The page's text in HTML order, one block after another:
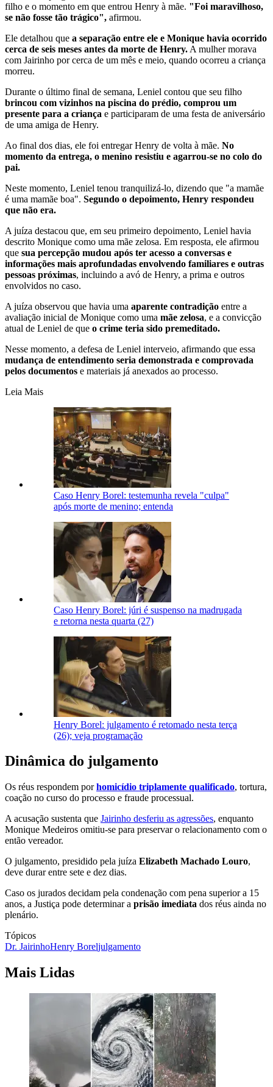
filho e o momento em que entrou Henry à mãe. "Foi maravilhoso,
se não fosse tão trágico", afirmou.
Ele detalhou que a separação entre ele e Monique havia ocorrido
cerca de seis meses antes da morte de Henry. A mulher morava
com Jairinho por cerca de um mês e meio, quando ocorreu a criança
morreu.
Durante o último final de semana, Leniel contou que seu filho
brincou com vizinhos na piscina do prédio, comprou um
presente para a criança e participaram de uma festa de aniversário
de uma amiga de Henry.
Ao final dos dias, ele foi entregar Henry de volta à mãe. No
momento da entrega, o menino resistiu e agarrou-se no colo do
pai.
Neste momento, Leniel tenou tranquilizá-lo, dizendo que "a mamãe
é uma mamãe boa". Segundo o depoimento, Henry respondeu
que não era.
A juíza destacou que, em seu primeiro depoimento, Leniel havia
descrito Monique como uma mãe zelosa. Em resposta, ele afirmou
que sua percepção mudou após ter acesso a conversas e
informações mais aprofundadas envolvendo familiares e outras
pessoas próximas, incluindo a avó de Henry, a prima e outros
envolvidos no caso.
A juíza observou que havia uma aparente contradição entre a
avaliação inicial de Monique como uma mãe zelosa, e a convicção
atual de Leniel de que o crime teria sido premeditado.
Nesse momento, a defesa de Leniel interveio, afirmando que essa
mudança de entendimento seria demonstrada e comprovada
pelos documentos e materiais já anexados ao processo.
Leia Mais
Caso Henry Borel: testemunha revela "culpa"
após morte de menino; entenda
Caso Henry Borel: júri é suspenso na madrugada
e retorna nesta quarta (27)
Henry Borel: julgamento é retomado nesta terça
(26); veja programação
Dinâmica do julgamento
Os réus respondem porhomicídio triplamente qualificado, tortura,
coação no curso do processo e fraude processual.
A acusação sustenta que Jairinho desferiu as agressões, enquanto
Monique Medeiros omitiu-se para preservar o relacionamento com o
então vereador.
O julgamento, presidido pela juíza Elizabeth Machado Louro,
deve durar entre sete e dez dias.
Caso os jurados decidam pela condenação com pena superior a 15
anos, a Justiça pode determinar a prisão imediata dos réus ainda no
plenário.
Tópicos
Dr. JairinhoHenry Boreljulgamento
Mais Lidas